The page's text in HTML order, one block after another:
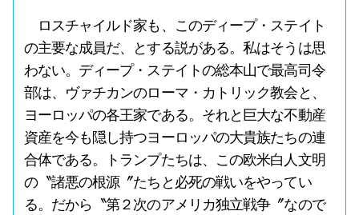
ロスチャイルド家も、このディープ・ステイト
の主要な成員だ、とする説がある。私はそうは思
わない。ディープ・ステイトの総本山で最高司令
部は、ヴァチカンのローマ・カトリック教会と、
ヨーロッパの各王家である。それと巨大な不動産
資産を今も隠し持つヨーロッパの大貴族たちの連
合体である。トランプたちは、この欧米白人文明
の〝諸悪の根源〞たちと必死の戦いをやってい
る。だから〝第２次のアメリカ独立戦争〞なので